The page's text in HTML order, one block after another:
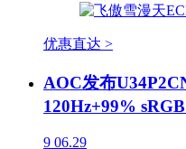
优惠直达 >
AOC发布
120Hz+99%
9 06.29